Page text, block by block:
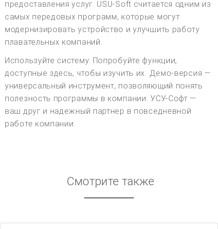
предоставления услуг. USU-Soft считается одним из
самых передовых программ, которые могут
модернизировать устройство и улучшить работу
плавательных компаний.
Используйте систему. Попробуйте функции,
доступные здесь, чтобы изучить их. Демо-версия —
универсальный инструмент, позволяющий понять
полезность программы в компании. УСУ-Софт —
ваш друг и надежный партнер в повседневной
работе компании.
Смотрите также